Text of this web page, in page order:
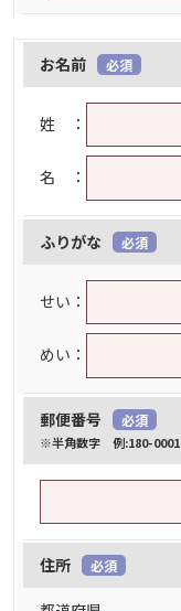
お名前 必須
姓 ：
名 ：
ふりがな 必須
せい：
めい：
郵便番号 必須
※半角数字 例:180-0001
住所 必須